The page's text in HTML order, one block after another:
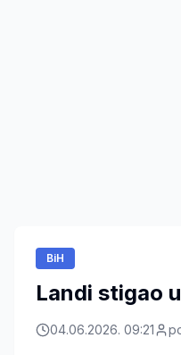
BiH
Landi stigao
04.06.2026. 09:21